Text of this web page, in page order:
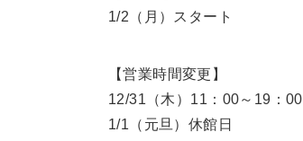
1/2（月）スタート
【営業時間変更】
12/31（木）11：00～19：00
1/1（元旦）休館日